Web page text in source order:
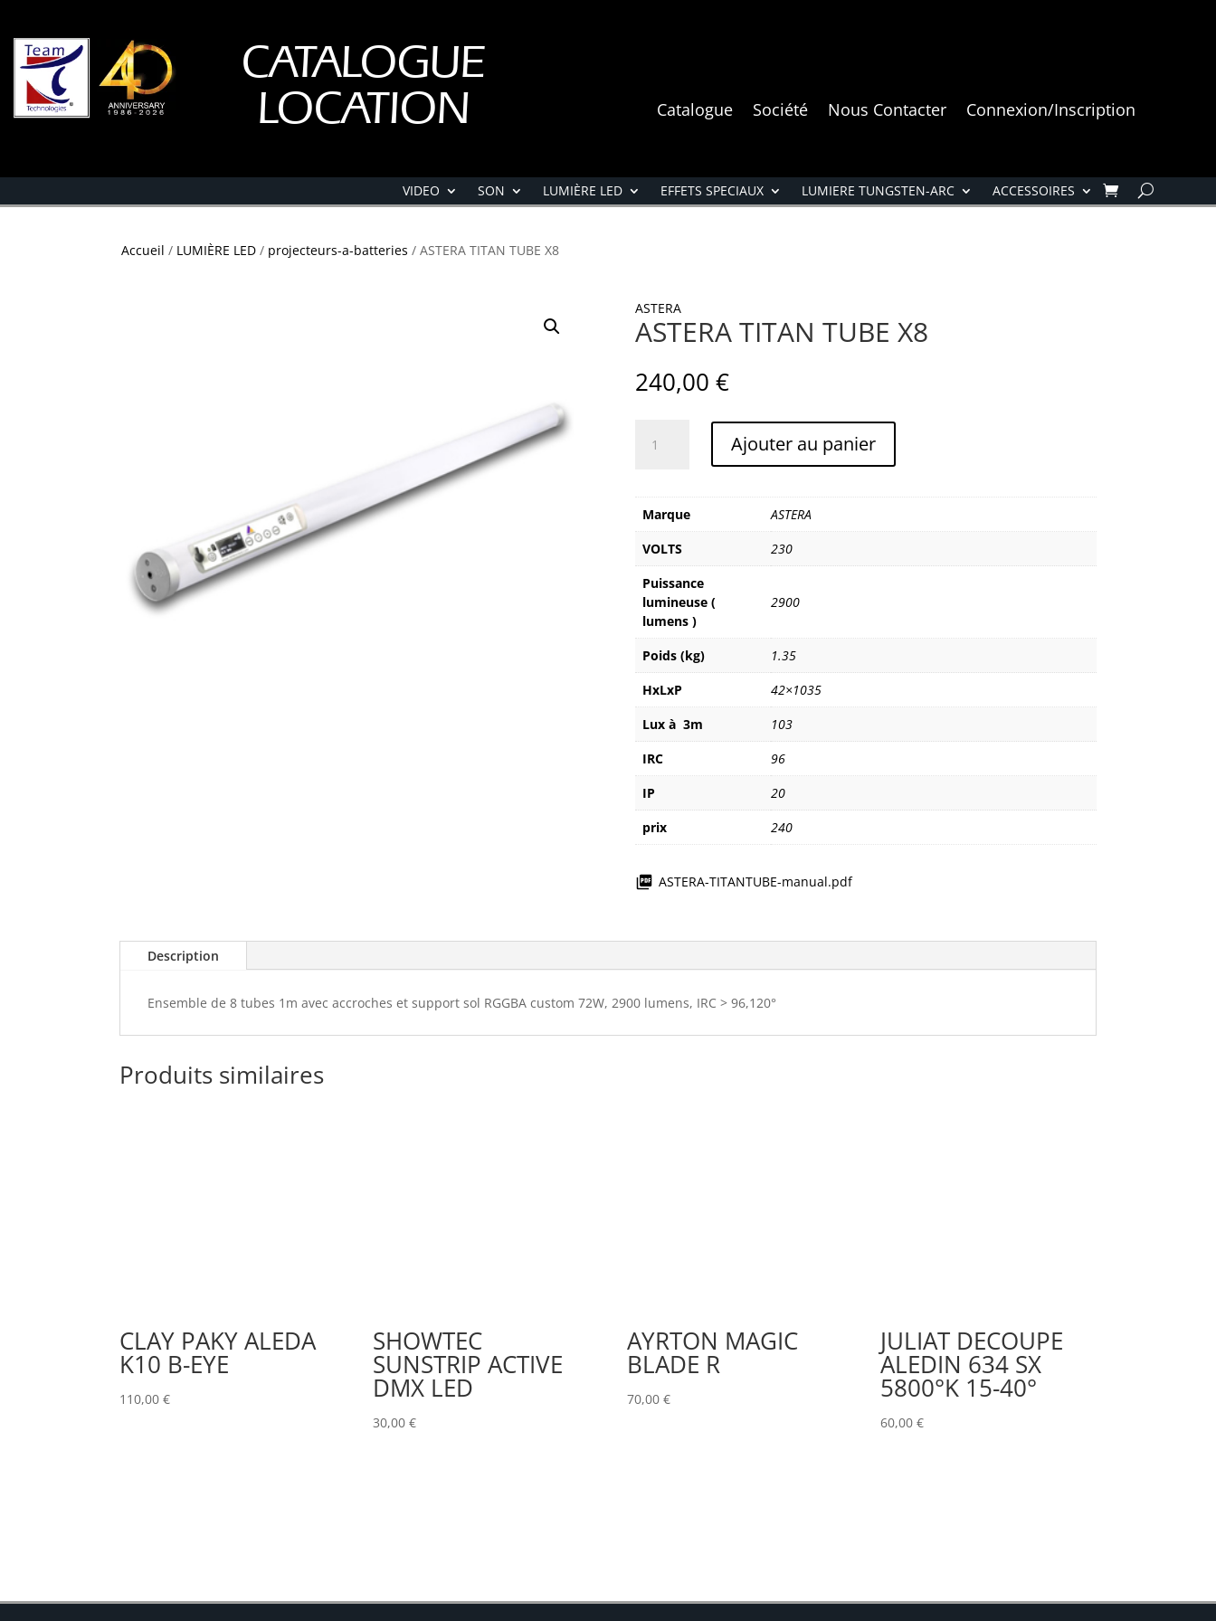
CATALOGUE
LOCATION
Catalogue Société Nous Contacter Connexion/Inscription
VIDEO SON LUMIÈRE LED EFFETS SPECIAUX LUMIERE TUNGSTEN-ARC ACCESSOIRES
Accueil / LUMIÈRE LED / projecteurs-a-batteries / ASTERA TITAN TUBE X8
ASTERA
ASTERA TITAN TUBE X8
240,00 €
TUBE
X8
Ajouter au panier
Marque
ASTERA
VOLTS
230
Puissance
lumineuse (
lumens )
2900
Poids (kg)
1.35
HxLxP
42×1035
Lux à 3m
103
IRC
96
IP
20
prix
240
ASTERA-TITANTUBE-manual.pdf
Description
Ensemble de 8 tubes 1m avec accroches et support sol RGGBA custom 72W, 2900 lumens, IRC > 96,120°
Produits similaires
CLAY PAKY ALEDA
K10 B-EYE
110,00 €
SHOWTEC
SUNSTRIP ACTIVE
DMX LED
30,00€
AYRTON MAGIC
BLADE R
70,00 €
JULIAT DECOUPE
ALEDIN 634 SX
5800°K 15-40°
60,00 €